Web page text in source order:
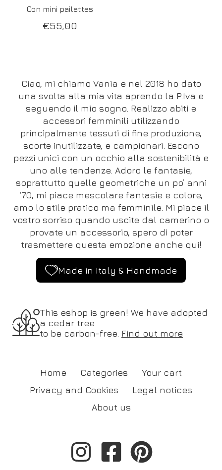
Con mini pailettes
€55,00
Ciao, mi chiamo Vania e nel 2018 ho dato
una svolta alla mia vita aprendo la P.Iva e
seguendo il mio sogno. Realizzo abiti e
accessori femminili utilizzando
principalmente tessuti di fine produzione,
scorte inutilizzate, e campionari. Escono
pezzi unici con un occhio alla sostenibilità e
uno alle tendenze. Adoro le fantasie,
soprattutto quelle geometriche un po’ anni
‘70, mi piace mescolare fantasie e colore,
amo lo stile pratico ma femminile. Mi piace il
vostro sorriso quando uscite dal camerino o
provate un accessorio, spero di poter
trasmettere questa emozione anche qui!
Made in Italy & Handmade
This eshop is green! We have adopted
a cedar tree
to be carbon-free. Find out more
Home Categories
Your cart
Privacy and Cookies
Legal notices
About us